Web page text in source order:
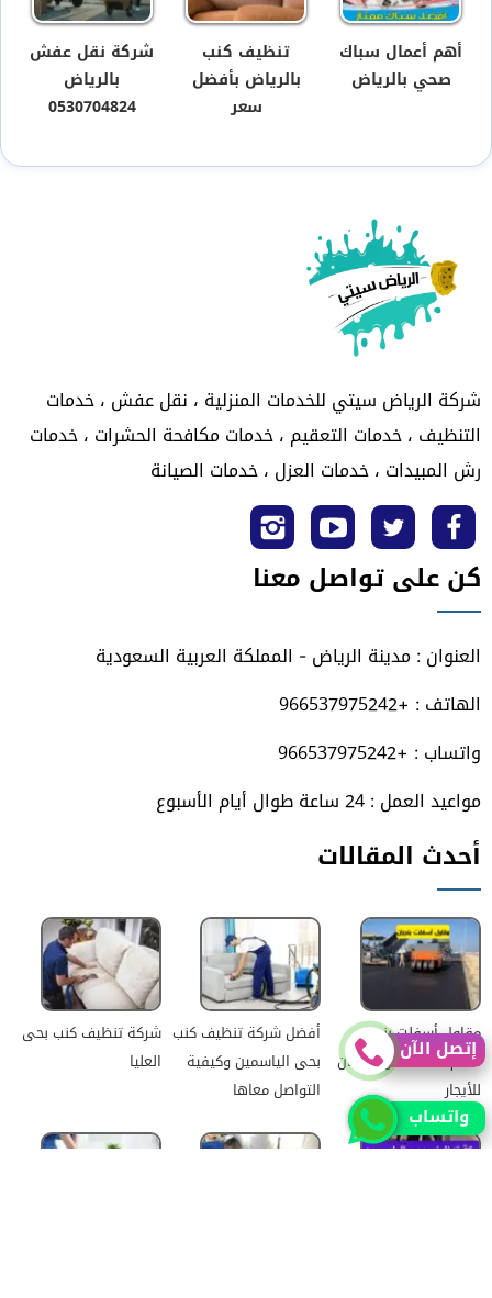
أهم أعمال سباك
صحي بالرياض
تنظيف كنب
بالرياض بأفضل
سعر
شركة نقل عفش
بالرياض
0530704824
شركة الرياض سيتي للخدمات المنزلية ، نقل عفش ، خدمات
التنظيف ، خدمات التعقيم ، خدمات مكافحة الحشرات ، خدمات
رش المبيدات ، خدمات العزل ، خدمات الصيانة
تابعنا
على
فيسبوك
تابعنا
على
تويتر
تابعنا
على
يوتيوب
تابعنا
على
انستجرام
كن على تواصل معنا
العنوان : مدينة الرياض - المملكة العربية السعودية
الهاتف : +966537975242
واتساب : +966537975242
مواعيد العمل : 24 ساعة طوال أيام الأسبوع
أحدث المقالات
مقاول أسفلت بنجران
خصم 20% اتصل بنا الان
للأيجار
أفضل شركة تنظيف كنب
بحى الياسمين وكيفية
التواصل معاها
شركة تنظيف كنب بحى
العليا
إتصل الآن
واتساب